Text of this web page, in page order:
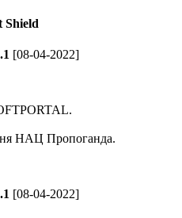
Shield
[08-04-2022]
НАЦ Пропоганда.
[08-04-2022]